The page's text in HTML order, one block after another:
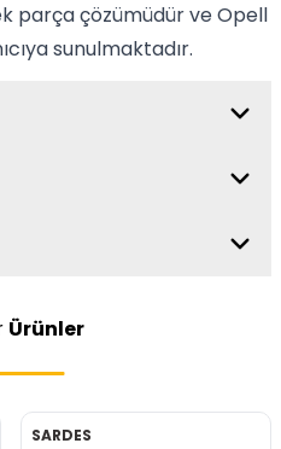
parça çözümüdür ve Opell
sunulmaktadır.
Ürünler
SARDES